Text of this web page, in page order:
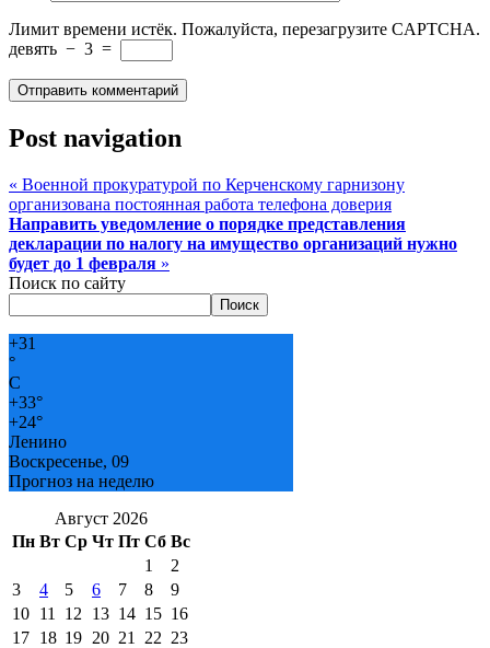
Лимит времени истёк. Пожалуйста, перезагрузите CAPTCHA.
девять − 3 =
Post navigation
« Военной прокуратурой по Керченскому гарнизону
организована постоянная работа телефона доверия
Направить уведомление о порядке представления
декларации по налогу на имущество организаций нужно
будет до 1 февраля »
Поиск по сайту
Поиск
+31
°
C
+33°
+24°
Ленино
Воскресенье, 09
Прогноз на неделю
Август 2026
Пн Вт Ср Чт Пт Сб Вс
1
2
3
4 5 6 7 8
9
10 11 12 13 14 15 16
17 18 19 20 21 22 23